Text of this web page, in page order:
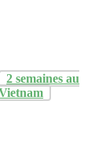
2 semaines au